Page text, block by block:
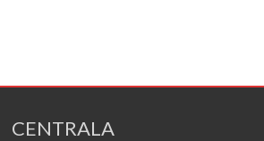
CENTRALA